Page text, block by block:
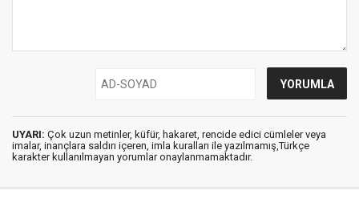
UYARI: Çok uzun metinler, küfür, hakaret, rencide edici cümleler veya
imalar, inançlara saldırı içeren, imla kuralları ile yazılmamış,Türkçe
karakter kullanılmayan yorumlar onaylanmamaktadır.